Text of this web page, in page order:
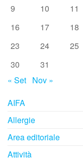
9
10 11
16
17 18
23
24 25
30
31
« Set Nov »
AIFA
Allergie
Area editoriale
Attività